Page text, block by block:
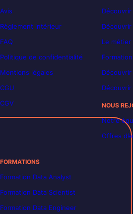
Avis
Règlement intérieur
FAQ
Politique de confidentialité
Mentions légales
CGU
CGV
Le métier
Découvrir
NOUS
Notre
Offres
FORMATIONS
Formation Data Analyst
Formation Data Scientist
Formation Data Engineer